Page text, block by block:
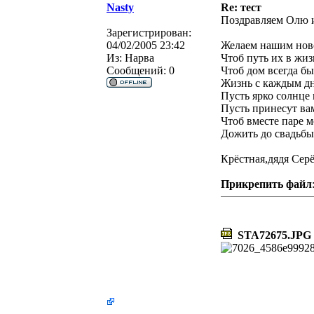
Nasty Re: тест
Зарегистрирован:
04/02/2005 23:42
Из: Нарва
Сообщений: 0
Поздравляем Олю
Желаем нашим
Чтоб путь их в
Чтоб дом всегда
Жизнь с каждым
Пусть ярко солнце
Пусть принесут
Чтоб вместе паре
Дожить до
Крёстная,дядя
Прикрепить файл:
STA72675.JPG